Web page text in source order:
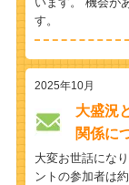
す。
2025年10月
大盛況
関係に
大変お世話にな
ントの参加者は